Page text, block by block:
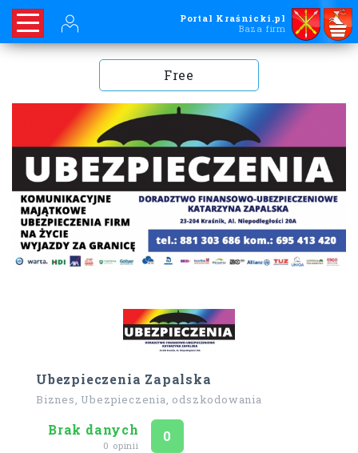
Portal Kraśnicki.pl
Baza firm
Free
Ubezpieczenia Zapalska
Biznes, Ubezpieczenia, odszkodowania
Brak danych
0 opinii
Ocena
0